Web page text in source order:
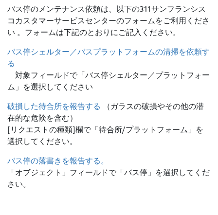
バス停のメンテナンス依頼は、 以下の311サンフランシス
コカスタマーサービスセンターのフォームをご利用くださ
い 。フォームは下記のとおりにご記入ください。
バス停シェルター／バスプラットフォームの清掃を依頼す
る
対象フィールドで「バス停シェルター／プラットフォー
ム」を選択してください
破損した待合所を報告する
（ガラスの破損やその他の潜
在的な危険を含む）
[リクエストの種類]欄で「待合所/プラットフォーム」を
選択してください。
バス停の落書きを報告する。
「オブジェクト」フィールドで「バス停」を選択してくだ
さい。